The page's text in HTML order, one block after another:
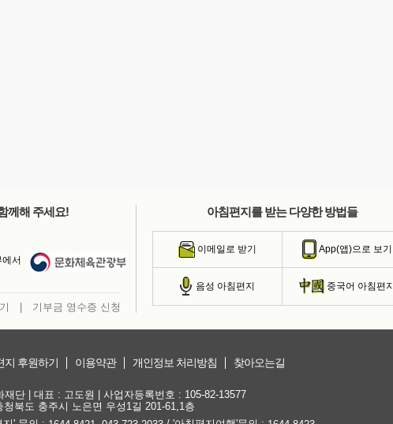
께해 주세요!
서
기부금 영수증 신청
아침편지를 받는 다양한 방법들
이메일로 받기 App(앱)으로 보기
음성 아침편지 중국어 아침편지
지 후원하기 이용약관 개인정보 처리방침 찾아오는길
재단 | 대표 : 고도원 | 사업자등록번호 : 105-82-13577
청북도 충주시 노은면 우성1길 201-61,1층